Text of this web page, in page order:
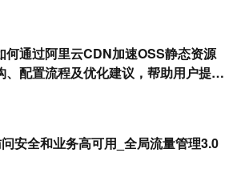
何通过阿里云CDN加速OSS静态资源
、配置流程及优化建议，帮助用户提升
载。
安全和业务高可用_全局流量管理3.0